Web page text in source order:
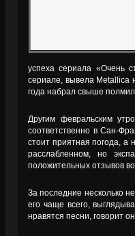
успеха сериала «Очень
сериале, вывела Metallica
года набрал свыше
Другим февральским
соответственно в Сан-
стоит приятная погода, а
расслабленном, но
положительных отзывов
За последние несколько
его чаще всего,
нравятся песни, говорит